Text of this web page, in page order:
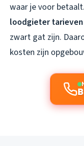
waar je voor
loodgieter
zwart gat zijn.
kosten zijn